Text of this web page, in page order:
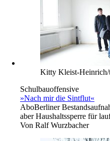
Kitty Kleist-Heinrich/
Schulbauoffensive
»Nach mir die Sintflut«
AboBerliner
aber Haushaltssperre für
Von Ralf Wurzbacher